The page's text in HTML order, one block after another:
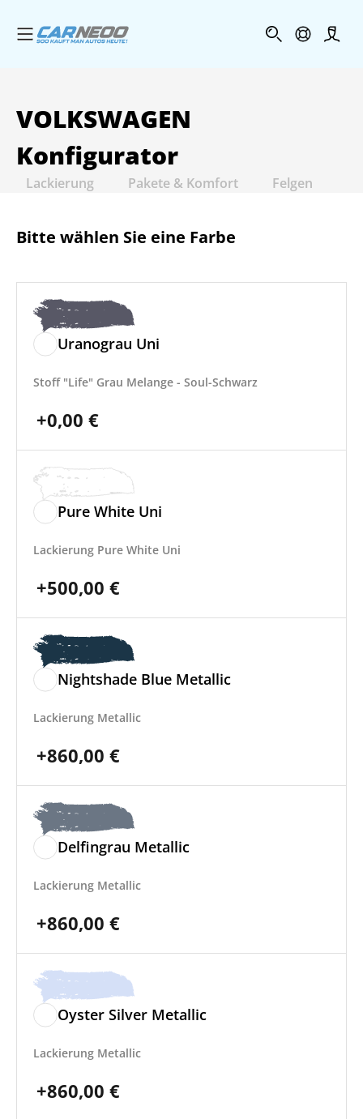
Menü öffnen
VOLKSWAGEN
Konfigurator
Lackierung Pakete & Komfort Felgen
Bitte wählen Sie eine Farbe
Uranograu Uni
Stoff "Life" Grau Melange - Soul-Schwarz
+0,00 €
Pure White Uni
Lackierung Pure White Uni
+500,00 €
Nightshade Blue Metallic
Lackierung Metallic
+860,00 €
Delfingrau Metallic
Lackierung Metallic
+860,00 €
Oyster Silver Metallic
Lackierung Metallic
+860,00 €